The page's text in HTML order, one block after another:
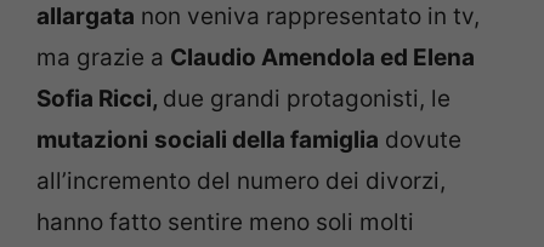
allargata non veniva rappresentato in tv,
ma grazie a Claudio Amendola ed Elena
Sofia Ricci, due grandi protagonisti, le
mutazioni sociali della famiglia dovute
all’incremento del numero dei divorzi,
hanno fatto sentire meno soli molti